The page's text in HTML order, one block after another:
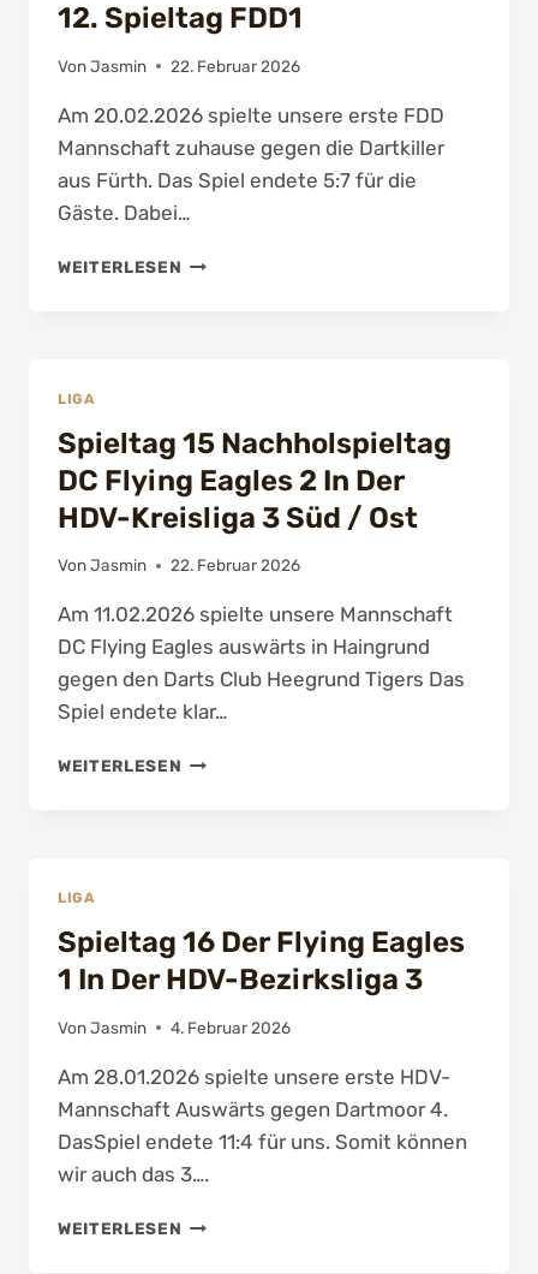
DER
HDV-
KREISLIGA
SÜD
12. Spieltag FDD1
VonJasmin 22. Februar 2026
Am 20.02.2026 spielte unsere erste FDD
Mannschaft zuhause gegen die Dartkiller
aus Fürth. Das Spiel endete 5:7 für die
Gäste. Dabei…
WEITERLESEN 12.
LIGA
Spieltag 15 Nachholspieltag
DC Flying Eagles 2 In Der
HDV-Kreisliga 3 Süd / Ost
VonJasmin 22. Februar 2026
Am 11.02.2026 spielte unsere Mannschaft
DC Flying Eagles auswärts in Haingrund
gegen den Darts Club Heegrund Tigers Das
Spiel endete klar…
WEITERLESEN SPIELTAG
IN
HDV-
3
/
OST
LIGA
Spieltag 16 Der Flying Eagles
1 In Der HDV-Bezirksliga 3
VonJasmin 4. Februar 2026
Am 28.01.2026 spielte unsere erste HDV-
Mannschaft Auswärts gegen Dartmoor 4.
DasSpiel endete 11:4 für uns. Somit können
wir auch das 3….
WEITERLESEN SPIELTAG